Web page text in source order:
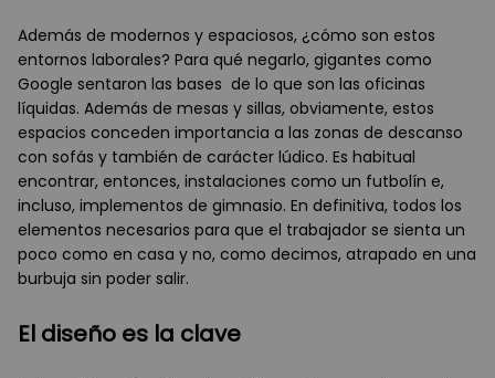
Además de modernos y espaciosos, ¿cómo son estos
entornos laborales? Para qué negarlo, gigantes como
Google sentaron las bases de lo que son las oficinas
líquidas. Además de mesas y sillas, obviamente, estos
espacios conceden importancia a las zonas de descanso
con sofás y también de carácter lúdico. Es habitual
encontrar, entonces, instalaciones como un futbolín e,
incluso, implementos de gimnasio. En definitiva, todos los
elementos necesarios para que el trabajador se sienta un
poco como en casa y no, como decimos, atrapado en una
burbuja sin poder salir.
El diseño es la clave